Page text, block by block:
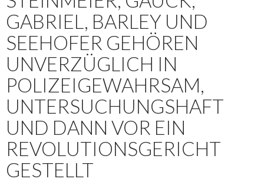
GABRIEL, BARLEY UND
SEEHOFER GEHÖREN
UNVERZÜGLICH IN
POLIZEIGEWAHRSAM,
UNTERSUCHUNGSHAFT
UND DANN VOR EIN
REVOLUTIONSGERICHT
GESTELLT